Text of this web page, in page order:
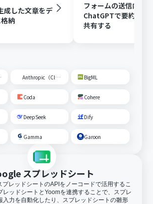
成した文章をデ
納
フォームの送信内容を
ChatGPTで要約し、
共有する
Anthropic（Claude） BigML
Coda Cohere
DeepSeek Dify
Gamma Garoon
スプレッドシート
レッドシートのAPIをノーコードで活用するこ
レッドシートとYoomを連携することで、スプレ
入力を自動化したり、スプレッドシートの雛形